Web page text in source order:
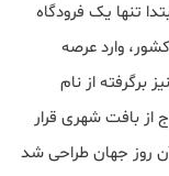
شد. در ابتدا تنها یک فرودگاه
وارد عرصه
برگرفته از نام
از بافت شهری قرار
آن روز جهان طراحی شد